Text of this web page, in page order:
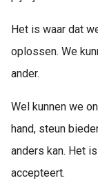
Het is waar dat
oplossen. We
ander.
Wel kunnen we
hand, steun
anders kan​​​​​​​​​​​. Het
accepteert.